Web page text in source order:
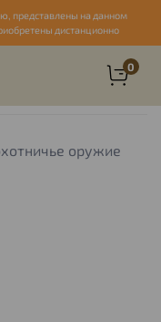
представлены на данном
дистанционно
0
оружие